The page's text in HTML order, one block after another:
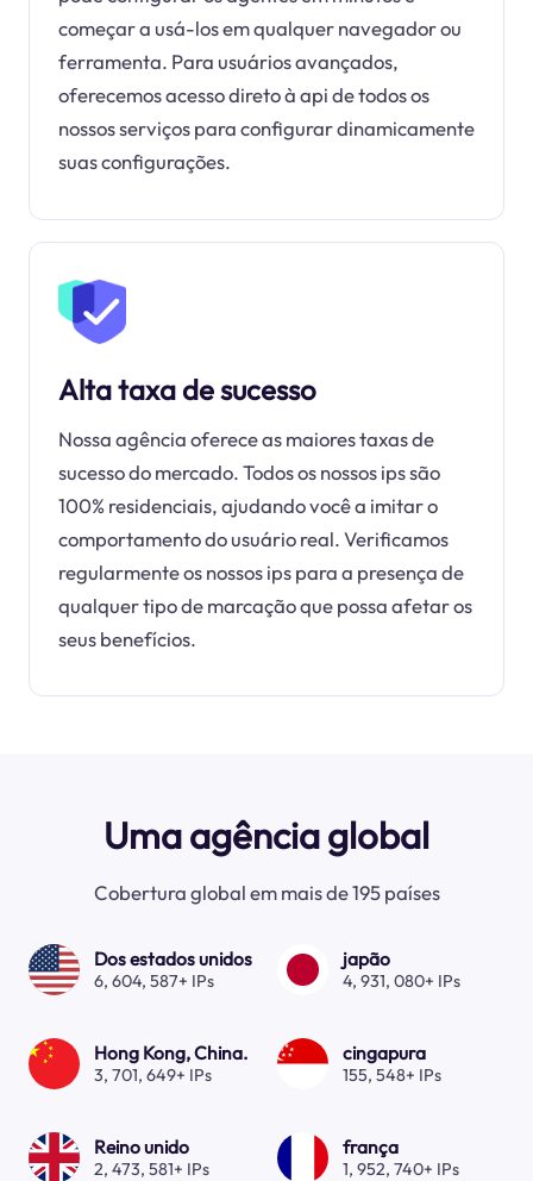
começar a usá-los em qualquer navegador ou
ferramenta. Para usuários avançados,
oferecemos acesso direto à api de todos os
nossos serviços para configurar dinamicamente
suas configurações.
Alta taxa de sucesso
Nossa agência oferece as maiores taxas de
sucesso do mercado. Todos os nossos ips são
100% residenciais, ajudando você a imitar o
comportamento do usuário real. Verificamos
regularmente os nossos ips para a presença de
qualquer tipo de marcação que possa afetar os
seus benefícios.
Uma agência global
Cobertura global em mais de 195 países
Dos estados unidos
6, 604, 587+ IPs
japão
4, 931, 080+ IPs
Hong Kong, China.
3, 701, 649+ IPs
cingapura
155, 548+ IPs
Reino unido
2, 473, 581+ IPs
frança
1, 952, 740+ IPs